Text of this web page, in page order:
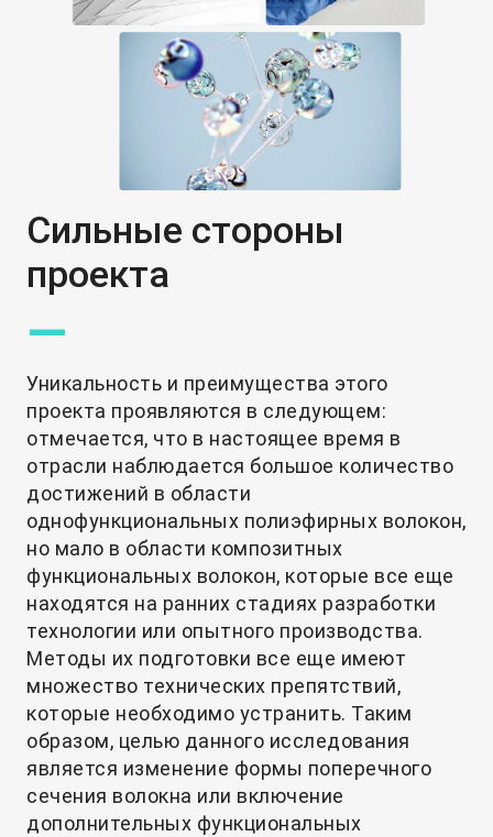
Сильные стороны
проекта
—
Уникальность и преимущества этого
проекта проявляются в следующем:
отмечается, что в настоящее время в
отрасли наблюдается большое количество
достижений в области
однофункциональных полиэфирных волокон,
но мало в области композитных
функциональных волокон, которые все еще
находятся на ранних стадиях разработки
технологии или опытного производства.
Методы их подготовки все еще имеют
множество технических препятствий,
которые необходимо устранить. Таким
образом, целью данного исследования
является изменение формы поперечного
сечения волокна или включение
дополнительных функциональных